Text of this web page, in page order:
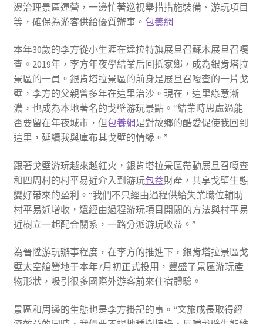
邊治理景區運營，一邊忙著巡視舉措措施裝備、游玩項目
等，確保為游客供給優質辦事。 包養網
本年30歲的李方從小生涯在達拉特旗展旦召蘇木展旦召嘎
查。2019年，李方年夜學結業后回抵家鄉，成為銀肯塔拉
景區的一員。銀肯塔拉景區的前身是展旦召嘎查的一片戈
壁，李方的父親曾多年在這里治沙。現在，這里綠意漸
濃，也成為本地著名的戈壁游玩景點。“結業時思慮過能
否要留在年夜城市，但包養網是對故鄉的酷愛促使我回到
這里，延續我與庫布其戈壁的情緣。”
跟著戈壁游玩越來越紅火，銀肯塔拉景區帶動展旦召嘎查
和四周村的村平易近介入到游玩包養財產，共享戈壁生態
變好帶來的盈利。“我們不只經由過程供給失業職位輔助
村平易近增收，還經由過程游玩項目開闢的方法與村平易
近樹立一起配合關系，一路分派游玩收益。”
為晉陞游玩辦事程度，在李方的推進下，銀肯塔拉景區戈
壁太空艙營地于本年7月初正式投用，豐盛了景區游玩產
物形狀，吸引很多國際外游客前來住宿體驗。
景區和周邊的生態也是李方掛記的事。“文旅成長取得經